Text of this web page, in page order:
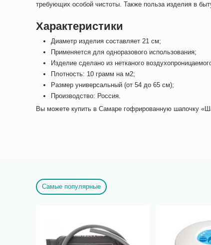
требующих особой чистоты. Также польза изделия в
Характеристики
Диаметр изделия составляет 21 см;
Применяется для одноразового использования;
Изделие сделано из нетканого
Плотность: 10 грамм на м2;
Размер универсальный (от 54 до 65 см);
Производство: Россия.
Вы можете купить в Самаре гофрированную шапочку
Самые популярные